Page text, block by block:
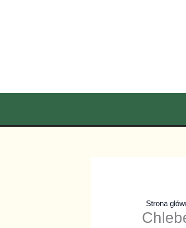
Strona